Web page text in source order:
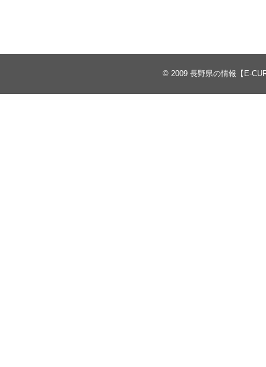
© 2009 長野県の情報【E-